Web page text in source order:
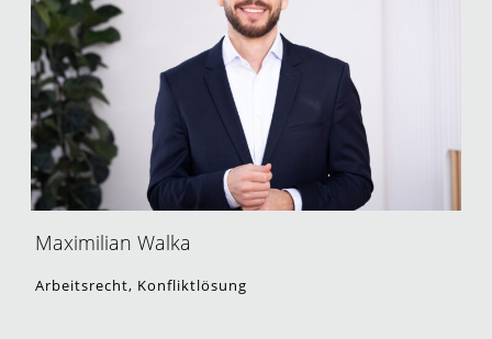
Maximilian Walka
Arbeitsrecht, Konfliktlösung